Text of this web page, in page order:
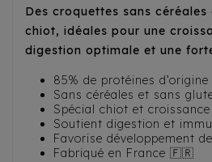
Des croquettes sans
chiot, idéales pour une
digestion optimale et une
85% de protéines
Sans céréales et sans
Spécial chiot et croissance
Soutient digestion et
Favorise développement
Fabriqué en France 🇫🇷